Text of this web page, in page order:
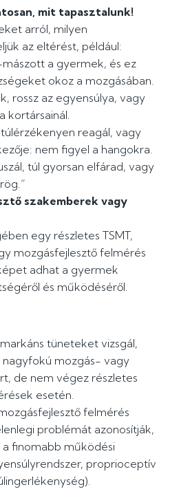
mit tapasztalunk!
arról, milyen
az eltérést, például:
a gyermek, és ez
okoz a mozgásában.
rossz az egyensúlya, vagy
kortársainál.
reagál, vagy
nem figyel a hangokra.
túl gyorsan elfárad, vagy
szakemberek vagy
egy részletes TSMT,
mozgásfejlesztő felmérés
adhat a gyermek
és működéséről.
tüneteket vizsgál,
nagyfokú mozgás- vagy
de nem végez részletes
esetén.
felmérés
problémát azonosítják,
finomabb működési
proprioceptív